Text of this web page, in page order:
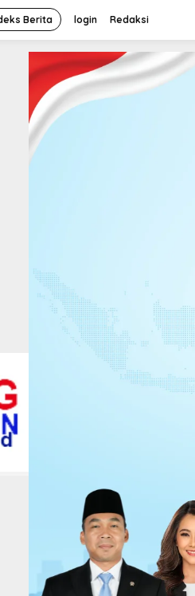
Berita login Redaksi